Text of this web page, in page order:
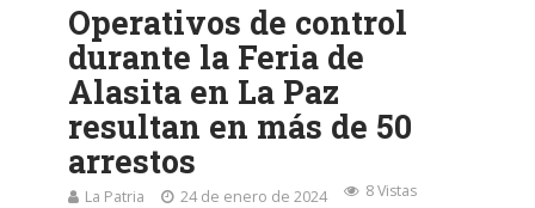
Operativos de control
durante la Feria de
Alasita en La Paz
resultan en más de 50
arrestos
La Patria 24 de enero de 2024 8 Vistas